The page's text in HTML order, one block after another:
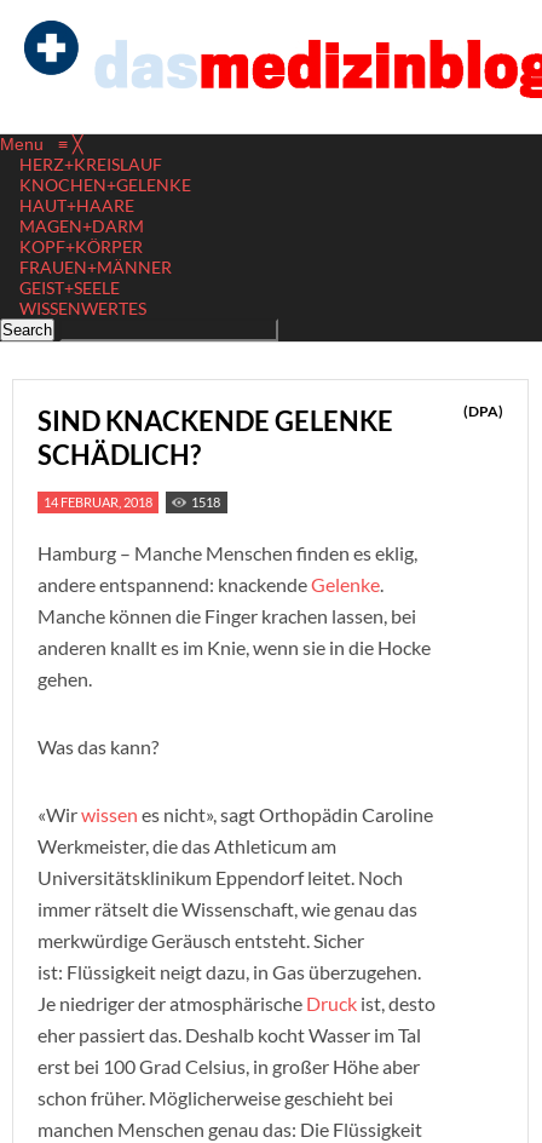
Menu ≡ ╳
HERZ+KREISLAUF
KNOCHEN+GELENKE
HAUT+HAARE
MAGEN+DARM
KOPF+KÖRPER
FRAUEN+MÄNNER
GEIST+SEELE
WISSENWERTES
SIND KNACKENDE GELENKE
SCHÄDLICH?
(DPA)
14 FEBRUAR, 2018 1518
Hamburg – Manche Menschen finden es eklig,
andere entspannend: knackendeGelenke.
Manche können die Finger krachen lassen, bei
anderen knallt es im Knie, wenn sie in die Hocke
gehen.
Was das kann?
«Wirwissen es nicht», sagt Orthopädin Caroline
Werkmeister, die das Athleticum am
Universitätsklinikum Eppendorf leitet. Noch
immer rätselt die Wissenschaft, wie genau das
merkwürdige Geräusch entsteht. Sicher
ist: Flüssigkeit neigt dazu, in Gas überzugehen.
Je niedriger der atmosphärische Druck ist, desto
eher passiert das. Deshalb kocht Wasser im Tal
erst bei 100 Grad Celsius, in großer Höhe aber
schon früher. Möglicherweise geschieht bei
manchen Menschen genau das: Die Flüssigkeit